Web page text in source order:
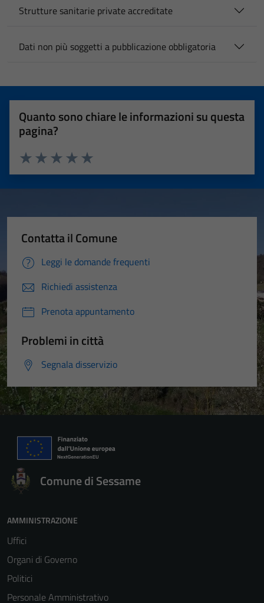
Strutture sanitarie private accreditate
Dati non più soggetti a pubblicazione obbligatoria
Quanto sono chiare le informazioni su questa
pagina?
Valuta 5 stelle su 5
Valuta 4 stelle su 5
Valuta 3 stelle su 5
Valuta 2 stelle su 5
Valuta 1 stelle su 5
Contatta il Comune
Leggi le domande frequenti
Richiedi assistenza
Prenota appuntamento
Problemi in città
Segnala disservizio
Comune di Sessame
AMMINISTRAZIONE
Uffici
Organi di Governo
Politici
Personale Amministrativo